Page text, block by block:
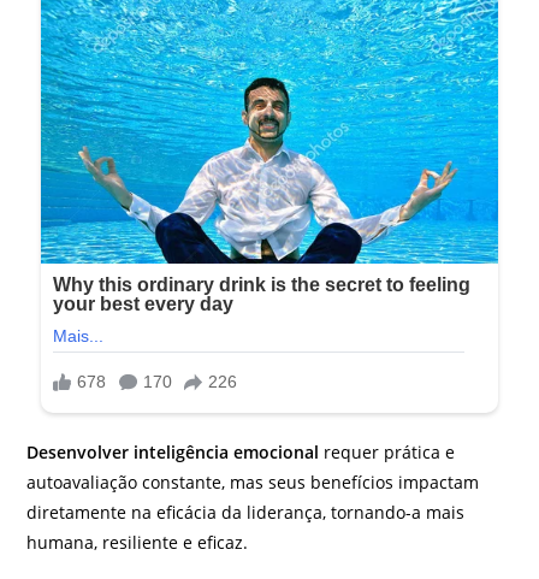
Desenvolver inteligência emocional requer prática e
autoavaliação constante, mas seus benefícios impactam
diretamente na eficácia da liderança, tornando-a mais
humana, resiliente e eficaz.